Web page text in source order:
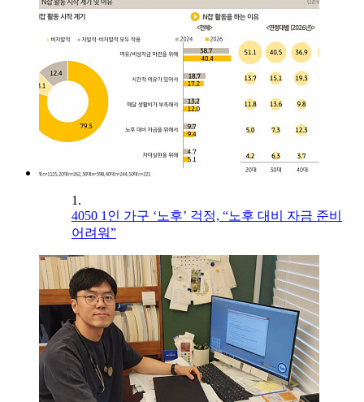
1.
4050 1인 가구 ‘노후’ 걱정, “노후 대비 자금 준비
어려워”